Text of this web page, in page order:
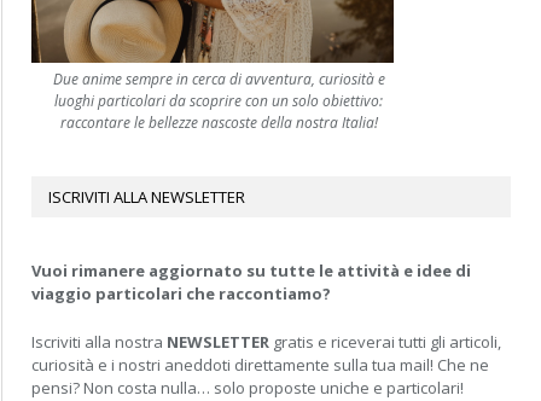
Due anime sempre in cerca di avventura, curiosità e
luoghi particolari da scoprire con un solo obiettivo:
raccontare le bellezze nascoste della nostra Italia!
ISCRIVITI ALLA NEWSLETTER
Vuoi rimanere aggiornato su tutte le attività e idee di
viaggio particolari che raccontiamo?
Iscriviti alla nostra NEWSLETTER gratis e riceverai tutti gli articoli,
curiosità e i nostri aneddoti direttamente sulla tua mail! Che ne
pensi? Non costa nulla… solo proposte uniche e particolari!